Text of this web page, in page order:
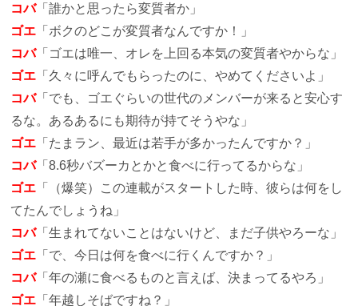
コバ「誰かと思ったら変質者か」
ゴエ 「ボクのどこが変質者なんですか！」
コバ「ゴエは唯一、オレを上回る本気の変質者やからな」
ゴエ 「久々に呼んでもらったのに、やめてくださいよ」
コバ「でも、ゴエぐらいの世代のメンバーが来ると安心す
るな。あるあるにも期待が持てそうやな」
ゴエ 「たまラン、最近は若手が多かったんですか？」
コバ「8.6秒バズーカとかと食べに行ってるからな」
ゴエ 「（爆笑）この連載がスタートした時、彼らは何をし
てたんでしょうね」
コバ「生まれてないことはないけど、まだ子供やろーな」
ゴエ 「で、今日は何を食べに行くんですか？」
コバ「年の瀬に食べるものと言えば、決まってるやろ」
ゴエ 「年越しそばですね？」